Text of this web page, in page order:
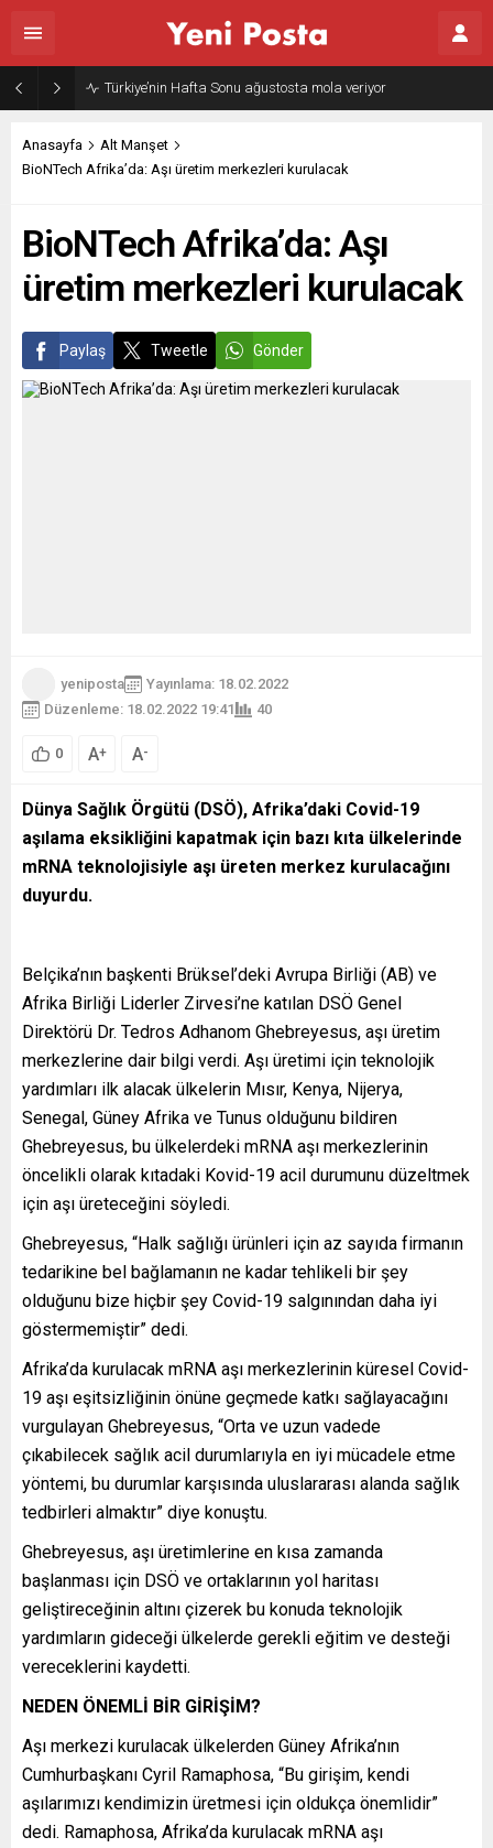
Türkiye’nin Hafta Sonu ağustosta mola veriyor
Anasayfa
Alt Manşet
BioNTech Afrika’da: Aşı üretim merkezleri kurulacak
BioNTech Afrika’da: Aşı
üretim merkezleri kurulacak
Paylaş Tweetle Gönder
yeniposta
Yayınlama: 18.02.2022
Düzenleme: 18.02.2022 19:41
40
0 A+ A-
Dünya Sağlık Örgütü (DSÖ), Afrika’daki Covid-19
aşılama eksikliğini kapatmak için bazı kıta ülkelerinde
mRNA teknolojisiyle aşı üreten merkez kurulacağını
duyurdu.
Belçika’nın başkenti Brüksel’deki Avrupa Birliği (AB) ve
Afrika Birliği Liderler Zirvesi’ne katılan DSÖ Genel
Direktörü Dr. Tedros Adhanom Ghebreyesus, aşı üretim
merkezlerine dair bilgi verdi. Aşı üretimi için teknolojik
yardımları ilk alacak ülkelerin Mısır, Kenya, Nijerya,
Senegal, Güney Afrika ve Tunus olduğunu bildiren
Ghebreyesus, bu ülkelerdeki mRNA aşı merkezlerinin
öncelikli olarak kıtadaki Kovid-19 acil durumunu düzeltmek
için aşı üreteceğini söyledi.
Ghebreyesus, “Halk sağlığı ürünleri için az sayıda firmanın
tedarikine bel bağlamanın ne kadar tehlikeli bir şey
olduğunu bize hiçbir şey Covid-19 salgınından daha iyi
göstermemiştir” dedi.
Afrika’da kurulacak mRNA aşı merkezlerinin küresel Covid-
19 aşı eşitsizliğinin önüne geçmede katkı sağlayacağını
vurgulayan Ghebreyesus, “Orta ve uzun vadede
çıkabilecek sağlık acil durumlarıyla en iyi mücadele etme
yöntemi, bu durumlar karşısında uluslararası alanda sağlık
tedbirleri almaktır” diye konuştu.
Ghebreyesus, aşı üretimlerine en kısa zamanda
başlanması için DSÖ ve ortaklarının yol haritası
geliştireceğinin altını çizerek bu konuda teknolojik
yardımların gideceği ülkelerde gerekli eğitim ve desteği
vereceklerini kaydetti.
NEDEN ÖNEMLİ BİR GİRİŞİM?
Aşı merkezi kurulacak ülkelerden Güney Afrika’nın
Cumhurbaşkanı Cyril Ramaphosa, “Bu girişim, kendi
aşılarımızı kendimizin üretmesi için oldukça önemlidir”
dedi. Ramaphosa, Afrika’da kurulacak mRNA aşı